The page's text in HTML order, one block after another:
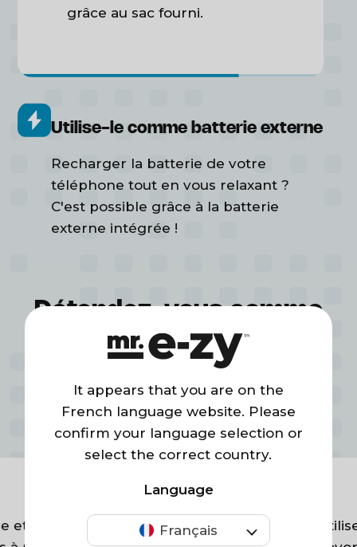
grâce au sac fourni.
Utilise-le comme batterie externe
Recharger la batterie de votre
téléphone tout en vous relaxant ?
C'est possible grâce à la batterie
externe intégrée !
Nylon ultra-résistant avec revêtement
TPU durable et batterie externe
intégrée développée en interne.
Utilisez-le où vous voulez
Conçu pour une utilisation en
Détendez-vous comme
60.000+ autres
amateurs dans le monde
entier
réponses
Il est très facile à utiliser
It appears that you are on the
French language website. Please
confirm your language selection or
select the correct country.
Language
Français